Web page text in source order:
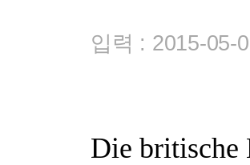
입력 : 2015-05-
Die britische